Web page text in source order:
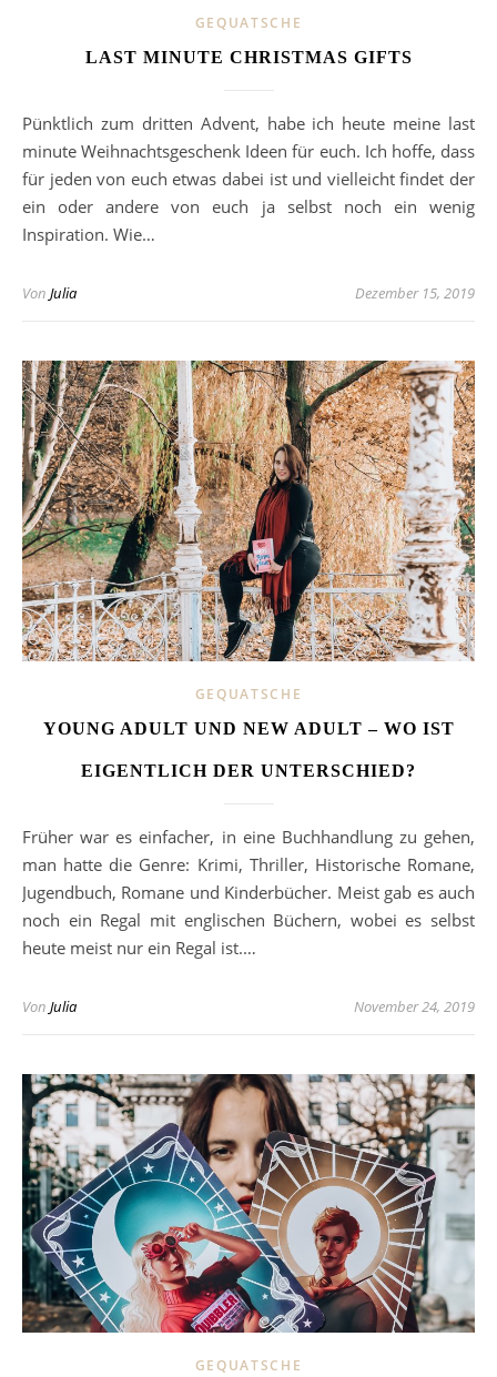
GEQUATSCHE
LAST MINUTE CHRISTMAS GIFTS
Pünktlich zum dritten Advent, habe ich heute meine last
minute Weihnachtsgeschenk Ideen für euch. Ich hoffe, dass
für jeden von euch etwas dabei ist und vielleicht findet der
ein oder andere von euch ja selbst noch ein wenig
Inspiration. Wie…
Von Julia Dezember 15, 2019
GEQUATSCHE
YOUNG ADULT UND NEW ADULT – WO IST
EIGENTLICH DER UNTERSCHIED?
Früher war es einfacher, in eine Buchhandlung zu gehen,
man hatte die Genre: Krimi, Thriller, Historische Romane,
Jugendbuch, Romane und Kinderbücher. Meist gab es auch
noch ein Regal mit englischen Büchern, wobei es selbst
heute meist nur ein Regal ist.…
Von Julia November 24, 2019
GEQUATSCHE